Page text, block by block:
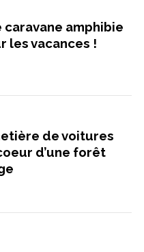
caravane amphibie
les vacances !
de voitures
d’une forêt